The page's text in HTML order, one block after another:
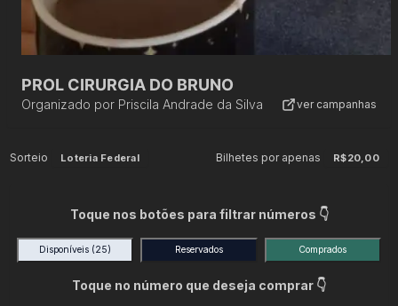
PROL CIRURGIA DO BRUNO
Organizado por Priscila Andrade da Silva ver campanhas
Sorteio Loteria Federal Bilhetes por apenas R$20,00
Toque nos botões para filtrar números 👇
Disponíveis (25) Reservados Comprados
Toque no número que deseja comprar 👇